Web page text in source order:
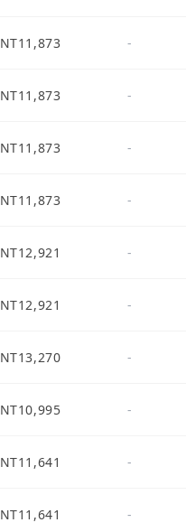
NT11,873 -
NT11,873 -
NT11,873 -
NT11,873 -
NT12,921 -
NT12,921 -
NT13,270 -
NT10,995 -
NT11,641 -
NT11,641 -